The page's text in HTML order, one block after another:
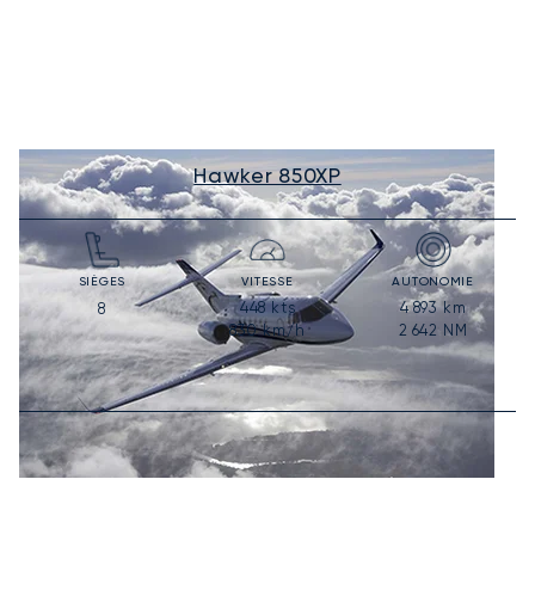
Hawker 850XP
SIÈGES
8
VITESSE
448kts
830km/h
AUTONOMIE
4 893km
2 642 NM